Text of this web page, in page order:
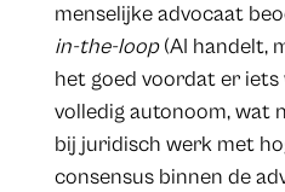
menselijke advocaat
in-the-loop(AI handelt,
het goed voordat er
volledig autonoom, wat
bij juridisch werk met
consensus binnen de